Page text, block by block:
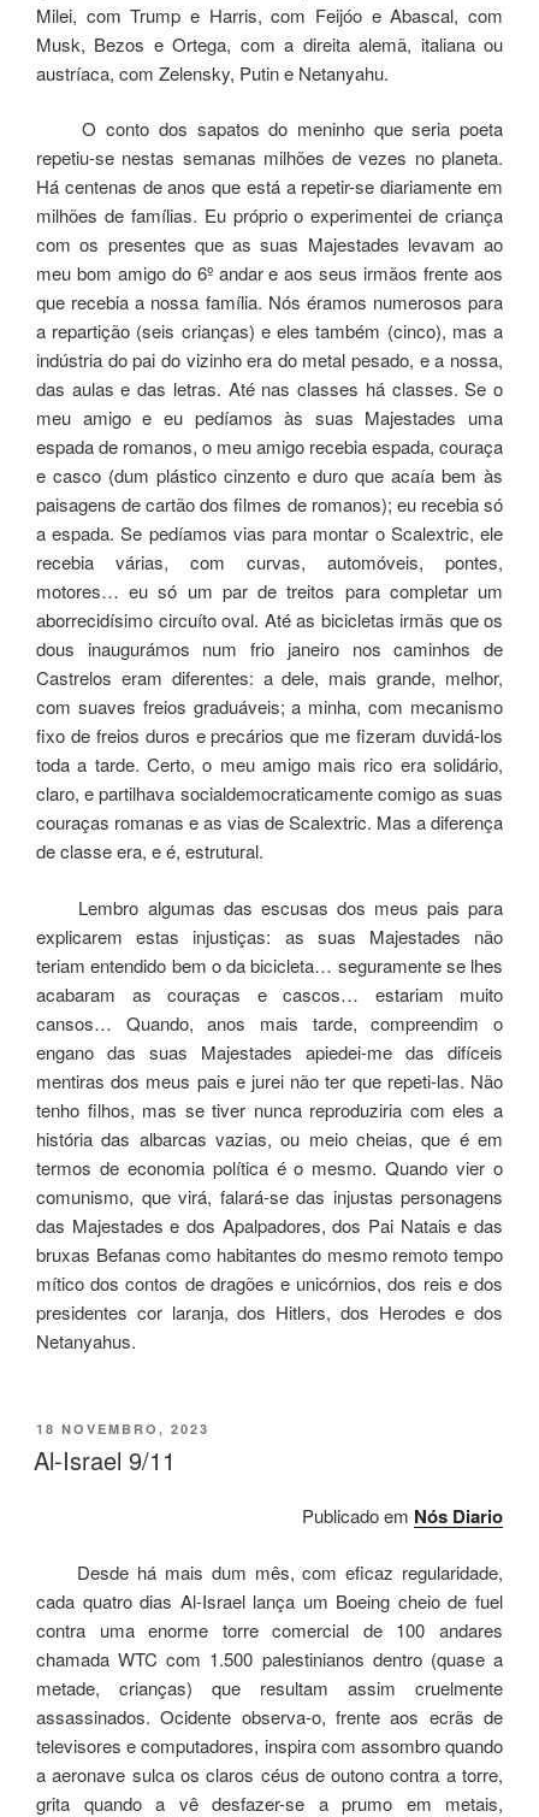
Milei, com Trump e Harris, com Feijóo e Abascal, com
Musk, Bezos e Ortega, com a direita alemã, italiana ou
austríaca, com Zelensky, Putin e Netanyahu.
O conto dos sapatos do meninho que seria poeta
repetiu-se nestas semanas milhões de vezes no planeta.
Há centenas de anos que está a repetir-se diariamente em
milhões de famílias. Eu próprio o experimentei de criança
com os presentes que as suas Majestades levavam ao
meu bom amigo do 6º andar e aos seus irmãos frente aos
que recebia a nossa família. Nós éramos numerosos para
a repartição (seis crianças) e eles também (cinco), mas a
indústria do pai do vizinho era do metal pesado, e a nossa,
das aulas e das letras. Até nas classes há classes. Se o
meu amigo e eu pedíamos às suas Majestades uma
espada de romanos, o meu amigo recebia espada, couraça
e casco (dum plástico cinzento e duro que acaía bem às
paisagens de cartão dos filmes de romanos); eu recebia só
a espada. Se pedíamos vias para montar o Scalextric, ele
recebia várias, com curvas, automóveis, pontes,
motores… eu só um par de treitos para completar um
aborrecidísimo circuíto oval. Até as bicicletas irmãs que os
dous inaugurámos num frio janeiro nos caminhos de
Castrelos eram diferentes: a dele, mais grande, melhor,
com suaves freios graduáveis; a minha, com mecanismo
fixo de freios duros e precários que me fizeram duvidá-los
toda a tarde. Certo, o meu amigo mais rico era solidário,
claro, e partilhava socialdemocraticamente comigo as suas
couraças romanas e as vias de Scalextric. Mas a diferença
de classe era, e é, estrutural.
Lembro algumas das escusas dos meus pais para
explicarem estas injustiças: as suas Majestades não
teriam entendido bem o da bicicleta… seguramente se lhes
acabaram as couraças e cascos… estariam muito
cansos… Quando, anos mais tarde, compreendim o
engano das suas Majestades apiedei-me das difíceis
mentiras dos meus pais e jurei não ter que repeti-las. Não
tenho filhos, mas se tiver nunca reproduziria com eles a
história das albarcas vazias, ou meio cheias, que é em
termos de economia política é o mesmo. Quando vier o
comunismo, que virá, falará-se das injustas personagens
das Majestades e dos Apalpadores, dos Pai Natais e das
bruxas Befanas como habitantes do mesmo remoto tempo
mítico dos contos de dragões e unicórnios, dos reis e dos
presidentes cor laranja, dos Hitlers, dos Herodes e dos
Netanyahus.
POSTED
ON
18 NOVEMBRO, 2023
Al-Israel 9/11
Publicado em Nós Diario
Desde há mais dum mês, com eficaz regularidade,
cada quatro dias Al-Israel lança um Boeing cheio de fuel
contra uma enorme torre comercial de 100 andares
chamada WTC com 1.500 palestinianos dentro (quase a
metade, crianças) que resultam assim cruelmente
assassinados. Ocidente observa-o, frente aos ecrãs de
televisores e computadores, inspira com assombro quando
a aeronave sulca os claros céus de outono contra a torre,
grita quando a vê desfazer-se a prumo em metais,